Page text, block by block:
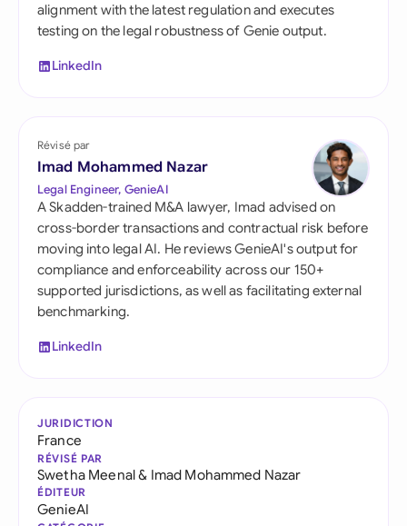
alignment with the latest regulation and executes
testing on the legal robustness of Genie output.
LinkedIn
Révisé par
Imad Mohammed Nazar
Legal Engineer, GenieAI
A Skadden-trained M&A lawyer, Imad advised on
cross-border transactions and contractual risk before
moving into legal AI. He reviews GenieAI's output for
compliance and enforceability across our 150+
supported jurisdictions, as well as facilitating external
benchmarking.
LinkedIn
JURIDICTION
France
RÉVISÉ PAR
Swetha Meenal& Imad Mohammed Nazar
ÉDITEUR
GenieAI